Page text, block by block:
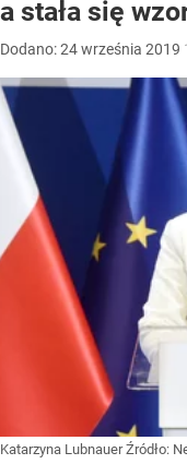
a stała się
Dodano:24września 2019
Katarzyna LubnauerŹródło: